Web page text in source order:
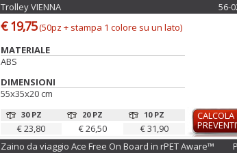
Trolley VIENNA 56-
€ 19,75(50pz + stampa 1 colore su un lato)
MATERIALE
ABS
DIMENSIONI
55x35x20 cm
30 PZ
€ 23,80
20 PZ
€ 26,50
10 PZ
€ 31,90
CALCOLA
Zaino da viaggio Ace Free On Board in rPET Aware™